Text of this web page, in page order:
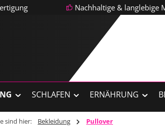
Nachhaltige & langlebige
SCHLAFEN ERNÄHRUNG
sind hier: Bekleidung Pullover